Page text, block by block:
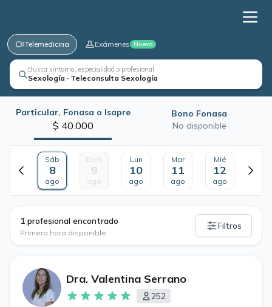
Telemedicina Exámenes Nuevo
Busca síntoma, especialidad o profesional
Sexología · Teleconsulta Sexología
Particular, Fonasa o Isapre
$ 40.000
Bono Fonasa
No disponible
Sáb
8
ago
Dom
9
ago
Lun
10
ago
Mar
11
ago
Mié
12
ago
1 profesional encontrado
Primera hora disponible
Filtros
Dra. Valentina Serrano
252